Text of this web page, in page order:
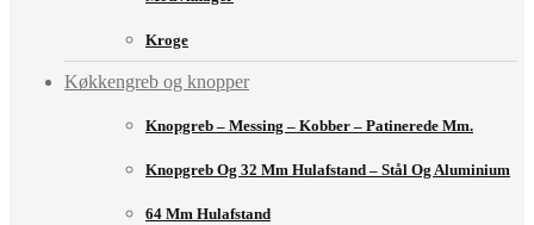
Kroge
Køkkengreb og knopper
Knopgreb – Messing – Kobber – Patinerede Mm.
Knopgreb Og 32 Mm Hulafstand – Stål Og Aluminium
64 Mm Hulafstand